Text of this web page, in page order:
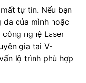
tự tin. Nếu bạn
của mình hoặc
nghệ Laser
gia tại V-
lộ trình phù hợp